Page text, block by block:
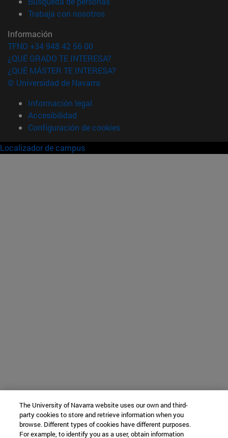
Trabaja con nosotros(abre en nueva ventana)
Información
TFNO +34 948 42 56 00
¿QUÉ GRADO TE INTERESA?
¿QUÉ MÁSTER TE INTERESA?
© Universidad de Navarra
Información legal
Accesibilidad
Configuración de cookies
Localizador de campus
The University of Navarra website uses our own and third-
party cookies to store and retrieve information when you
browse. Different types of cookies have different purposes.
For example, to identify you as a user, obtain information